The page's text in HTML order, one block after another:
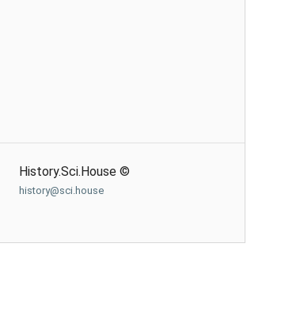
History.Sci.House ©
history@sci.house